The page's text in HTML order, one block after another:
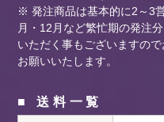
※ 発注商品は基本的に2～3
月・12月など繁忙期の発注
いただく事もございますの
お願いいたします。
■ 送料一覧